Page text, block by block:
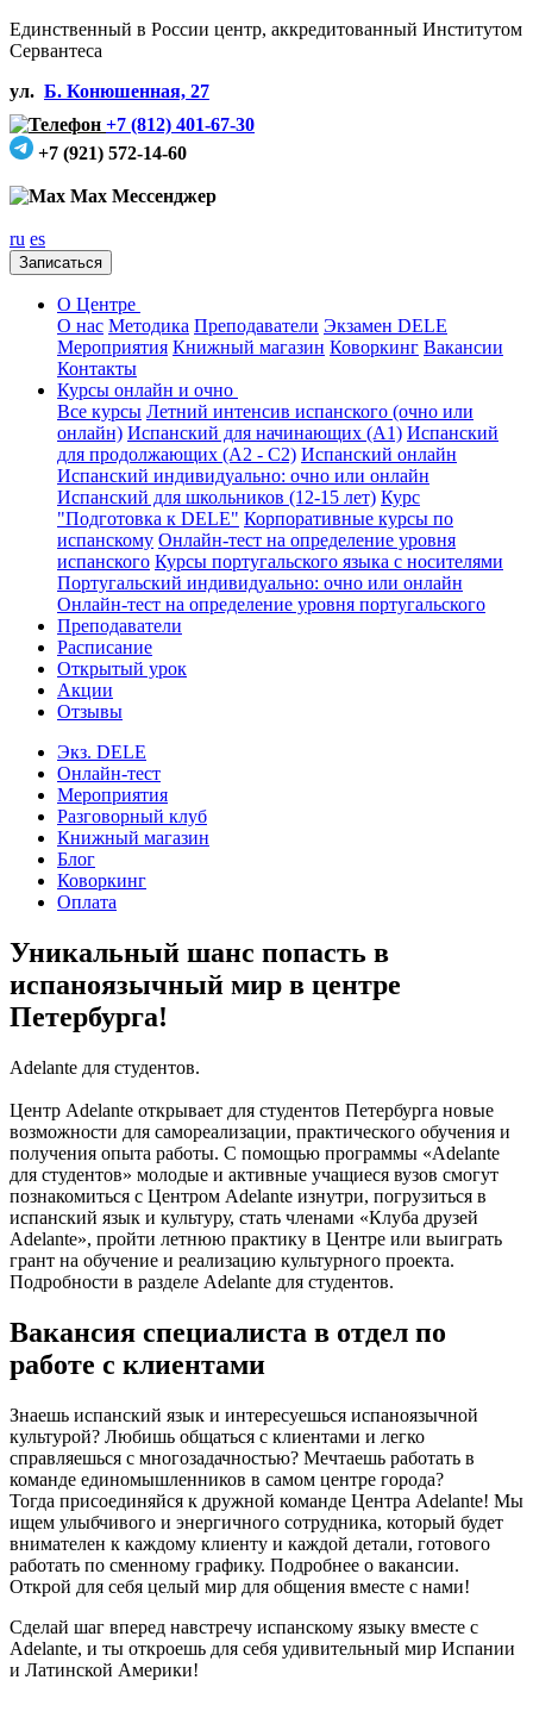
Единственный в России центр, аккредитованный Институтом
Сервантеса
ул. Б. Конюшенная, 27
+7 (812) 401-67-30
+7 (921) 572-14-60
Max Мессенджер
ru es
Записаться
О Центре
О нас Методика Преподаватели Экзамен DELE
Мероприятия Книжный магазин Коворкинг Вакансии
Контакты
Курсы онлайн и очно
Все курсы Летний интенсив испанского (очно или
онлайн) Испанский для начинающих (А1) Испанский
для продолжающих (А2 - С2) Испанский онлайн
Испанский индивидуально: очно или онлайн
Испанский для школьников (12-15 лет) Курс
"Подготовка к DELE" Корпоративные курсы по
испанскому Онлайн-тест на определение уровня
испанского Курсы португальского языка с носителями
Португальский индивидуально: очно или онлайн
Онлайн-тест на определение уровня португальского
Преподаватели
Расписание
Открытый урок
Акции
Отзывы
Экз. DELE
Онлайн-тест
Мероприятия
Разговорный клуб
Книжный магазин
Блог
Коворкинг
Оплата
Уникальный шанс попасть в
испаноязычный мир в центре
Петербурга!
Adelante для студентов.
Центр Adelante открывает для студентов Петербурга новые
возможности для самореализации, практического обучения и
получения опыта работы. С помощью программы «Adelante
для студентов» молодые и активные учащиеся вузов смогут
познакомиться с Центром Adelante изнутри, погрузиться в
испанский язык и культуру, стать членами «Клуба друзей
Adelante», пройти летнюю практику в Центре или выиграть
грант на обучение и реализацию культурного проекта.
Подробности в разделе Adelante для студентов.
Вакансия специалиста в отдел по
работе с клиентами
Знаешь испанский язык и интересуешься испаноязычной
культурой? Любишь общаться с клиентами и легко
справляешься с многозадачностью? Мечтаешь работать в
команде единомышленников в самом центре города?
Тогда присоединяйся к дружной команде Центра Adelante! Мы
ищем улыбчивого и энергичного сотрудника, который будет
внимателен к каждому клиенту и каждой детали, готового
работать по сменному графику. Подробнее о вакансии.
Открой для себя целый мир для общения вместе с нами!
Сделай шаг вперед навстречу испанскому языку вместе с
Adelante, и ты откроешь для себя удивительный мир Испании
и Латинской Америки!